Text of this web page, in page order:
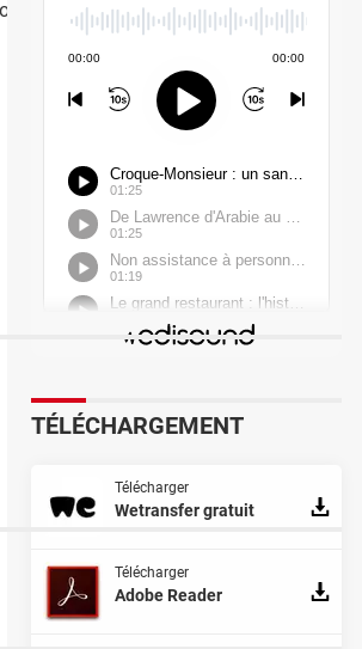
Pro
TÉLÉCHARGEMENT
Télécharger
Wetransfer gratuit
Télécharger
Adobe Reader